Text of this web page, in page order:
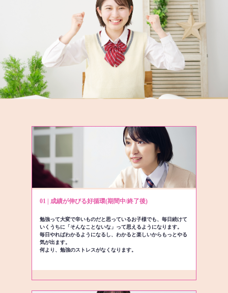
01 | 成績が伸びる好循環(期間中/終了後)
勉強って大変で辛いものだと思っているお子様でも、毎日続けて
いくうちに「そんなことないな」って思えるようになります。
毎日やればわかるようになるし、わかると楽しいからもっとやる
気が出ます。
何より、勉強のストレスがなくなります。